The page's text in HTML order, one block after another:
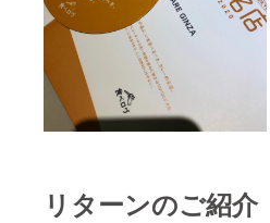
リターンのご紹介